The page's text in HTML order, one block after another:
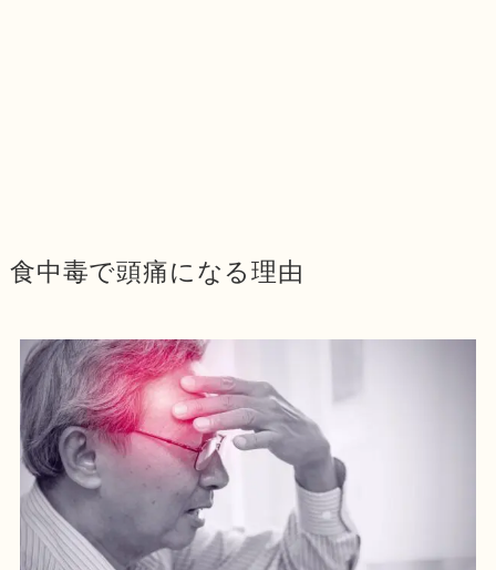
食中毒で頭痛になる理由